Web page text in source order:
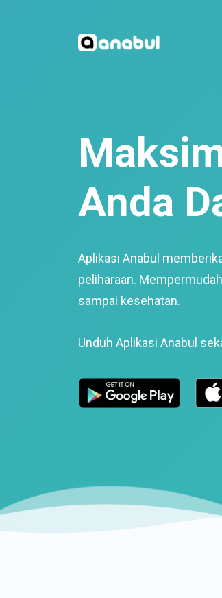
Anda
Aplikasi Anabul
peliharaan.
sampai kesehatan.
Unduh Aplikasi Anabul